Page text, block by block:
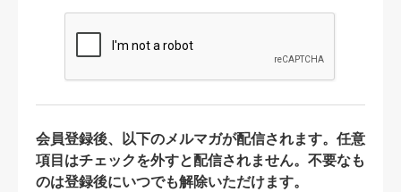
会員登録後、以下のメルマガが配信されます。任意
項目はチェックを外すと配信されません。不要なも
のは登録後にいつでも解除いただけます。